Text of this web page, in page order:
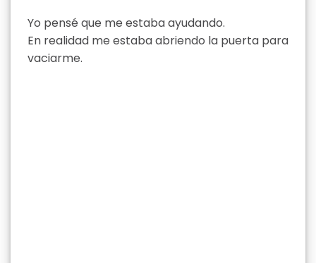
Yo pensé que me estaba ayudando.
En realidad me estaba abriendo la puerta para
vaciarme.